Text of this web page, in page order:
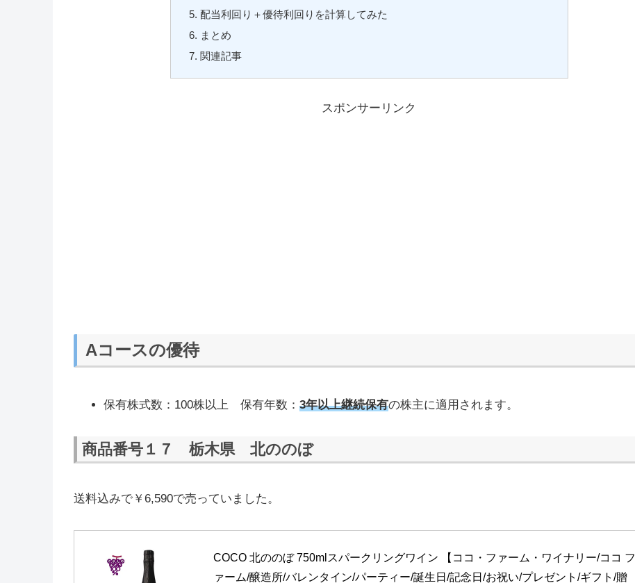
配当利回り＋優待利回りを計算してみた
まとめ
関連記事
スポンサーリンク
Aコースの優待
保有株式数：100株以上 保有年数：3年以上継続保有の株主に適用されます。
商品番号１７ 栃木県 北ののぼ
送料込みで￥6,590で売っていました。
COCO 北ののぼ 750mlスパークリングワイン 【ココ・ファーム・ワイナリー/ココ フ
ァーム/醸造所/バレンタイン/パーティー/誕生日/記念日/お祝い/プレゼント/ギフト/贈